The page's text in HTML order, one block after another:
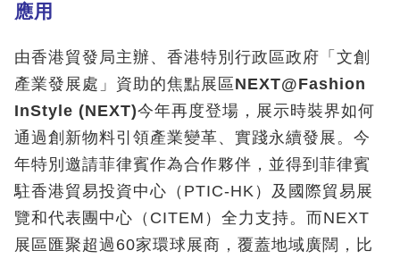
應用
由香港貿發局主辦、香港特別行政區政府「文創
產業發展處」資助的焦點展區 NEXT@Fashion
InStyle (NEXT)今年再度登場，展示時裝界如何
通過創新物料引領產業變革、實踐永續發展。今
年特別邀請菲律賓作為合作夥伴，並得到菲律賓
駐香港貿易投資中心（PTIC-HK）及國際貿易展
覽和代表團中心（CITEM）全力支持。而NEXT
展區匯聚超過60家環球展商，覆蓋地域廣闊，比